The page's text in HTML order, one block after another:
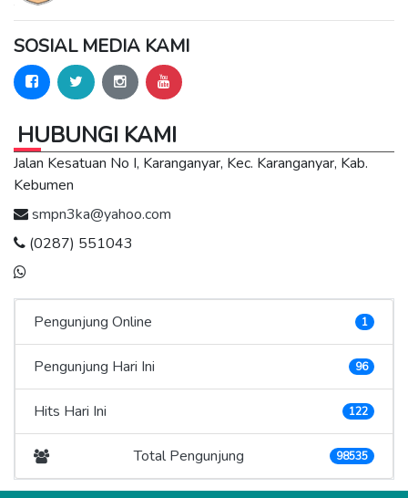
SOSIAL MEDIA KAMI
HUBUNGI KAMI
Jalan Kesatuan No I, Karanganyar, Kec. Karanganyar, Kab.
Kebumen
smpn3ka@yahoo.com
(0287) 551043
Pengunjung Online 1
Pengunjung Hari Ini 96
Hits Hari Ini 122
Total Pengunjung 98535